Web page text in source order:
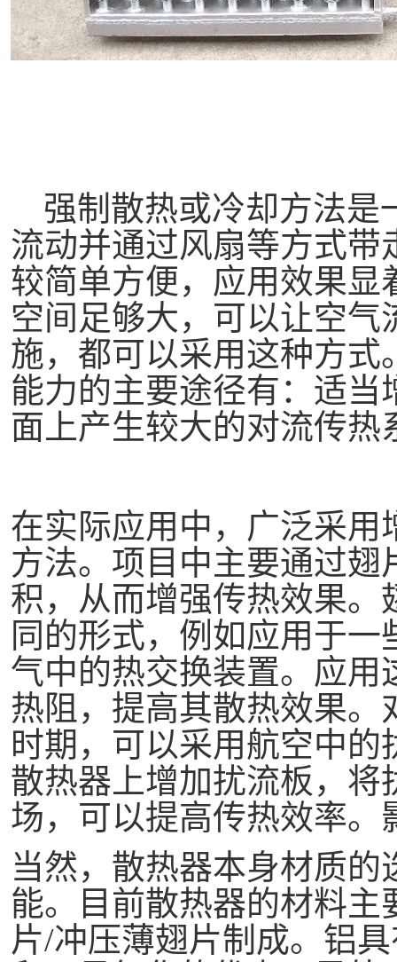
强制散热或冷却方法是
流动并通过风扇等方式
较简单方便，应用效果
空间足够大，可以让空
施，都可以采用这种方
能力的主要途径有：适
面上产生较大的对流传热
在实际应用中，广泛采
方法。项目中主要通过
积，从而增强传热效果
同的形式，例如应用于
气中的热交换装置。应
热阻，提高其散热效果
时期，可以采用航空中
散热器上增加扰流板，
场，可以提高传热效率。
当然，散热器本身材质
能。目前散热器的材料
片/冲压薄翅片制成。铝